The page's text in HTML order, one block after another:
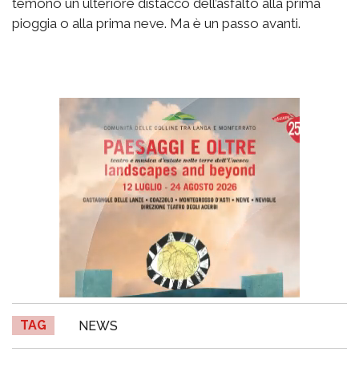
temono un ulteriore distacco dell’asfalto alla prima
pioggia o alla prima neve. Ma è un passo avanti.
TAG NEWS